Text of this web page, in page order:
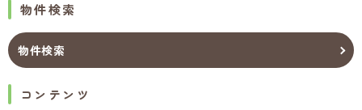
物件検索
物件検索
コンテンツ